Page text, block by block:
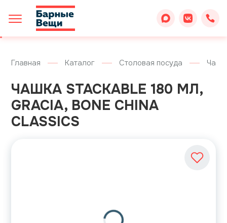
Главная Каталог Столовая посуда
ЧАШКА STACKABLE 180 МЛ,
GRACIA, BONE CHINA
CLASSICS